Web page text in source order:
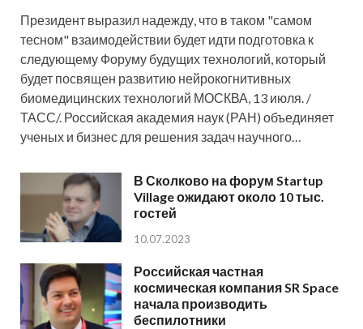
Президент выразил надежду, что в таком "самом
тесном" взаимодействии будет идти подготовка к
следующему Форуму будущих технологий, который
будет посвящен развитию нейрокогнитивных
биомедицинских технологий МОСКВА, 13 июля. /
ТАСС/. Российская академия наук (РАН) объединяет
ученых и бизнес для решения задач научного…
В Сколково на форум Startup
Village ожидают около 10 тыс.
гостей
10.07.2023
Российская частная
космическая компания SR Space
начала производить
беспилотники